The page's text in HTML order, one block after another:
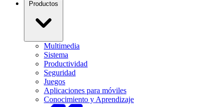
Productos
Multimedia
Sistema
Productividad
Seguridad
Juegos
Aplicaciones para móviles
Conocimiento y Aprendizaje